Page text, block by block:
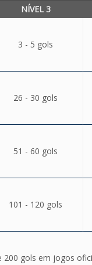
NÍVEL 3
3 - 5 gols
26 - 30 gols
51 - 60 gols
101 - 120 gols
200 gols em jogos